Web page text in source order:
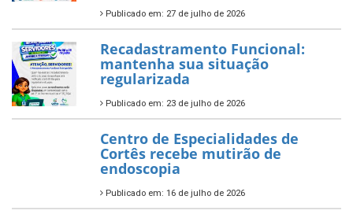
Publicado em: 27 de julho de 2026
Recadastramento Funcional:
mantenha sua situação
regularizada
Publicado em: 23 de julho de 2026
Centro de Especialidades de
Cortês recebe mutirão de
endoscopia
Publicado em: 16 de julho de 2026